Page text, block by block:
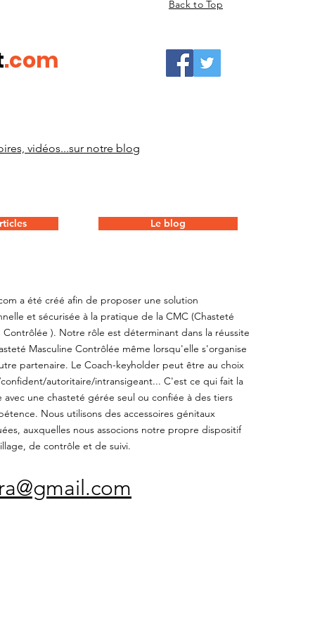
Back to Top
.com
vidéos...sur notre blog
Le blog
a été créé afin de proposer une solution
et sécurisée à la pratique de la CMC (Chasteté
Contrôlée ). Notre rôle est déterminant dans la réussite
Masculine Contrôlée même lorsqu'elle s'organise
partenaire. Le Coach-keyholder peut être au choix
autoritaire/intransigeant... C'est ce qui fait la
avec une chasteté gérée seul ou confiée à des tiers
Nous utilisons des accessoires génitaux
auxquelles nous associons notre propre dispositif
de contrôle et de suivi.